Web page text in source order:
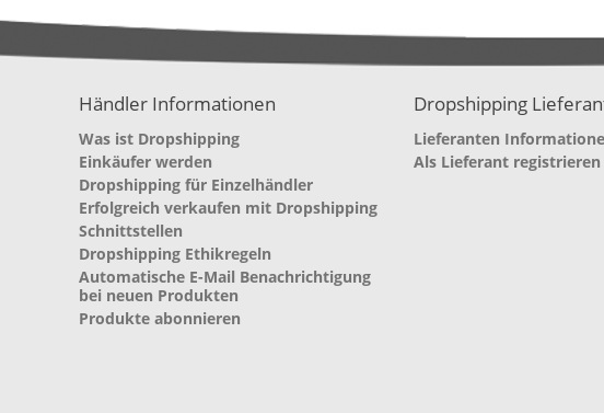
Händler Informationen
Was ist Dropshipping
Einkäufer werden
Dropshipping für Einzelhändler
Erfolgreich verkaufen mit Dropshipping
Schnittstellen
Dropshipping Ethikregeln
Automatische E-Mail Benachrichtigung
bei neuen Produkten
Produkte abonnieren
Dropshipping
Lieferanten
Als Lieferant registrieren